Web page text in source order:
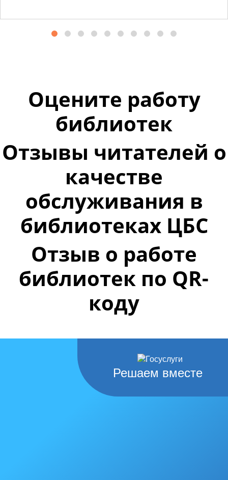
Оцените работу
библиотек
Отзывы читателей о
качестве
обслуживания в
библиотеках ЦБС
Отзыв о работе
библиотек по QR-
коду
Решаем вместе